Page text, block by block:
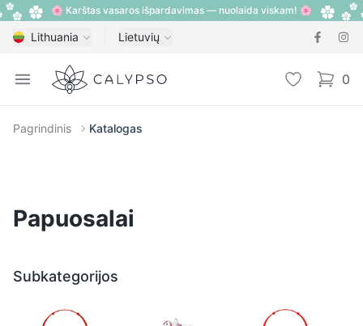
🌸 Karštas vasaros išpardavimas — nuolaida viskam! 🌸
Lithuania Lietuvių
Open menu
Calypso 0
items
Pagrindinis Katalogas
Papuosalai
Subkategorijos